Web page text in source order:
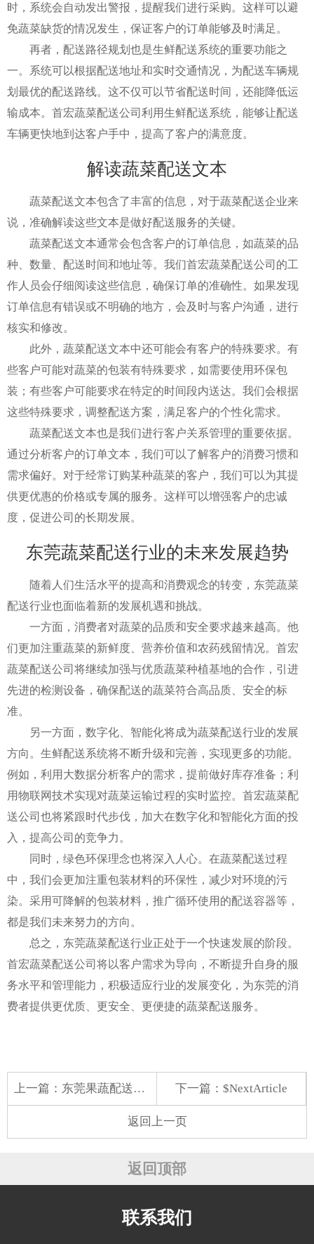
时，系统会自动发出警报，提醒我们进行采购。这样可以避
免蔬菜缺货的情况发生，保证客户的订单能够及时满足。
再者，配送路径规划也是生鲜配送系统的重要功能之
一。系统可以根据配送地址和实时交通情况，为配送车辆规
划最优的配送路线。这不仅可以节省配送时间，还能降低运
输成本。首宏蔬菜配送公司利用生鲜配送系统，能够让配送
车辆更快地到达客户手中，提高了客户的满意度。
解读蔬菜配送文本
蔬菜配送文本包含了丰富的信息，对于蔬菜配送企业来
说，准确解读这些文本是做好配送服务的关键。
蔬菜配送文本通常会包含客户的订单信息，如蔬菜的品
种、数量、配送时间和地址等。我们首宏蔬菜配送公司的工
作人员会仔细阅读这些信息，确保订单的准确性。如果发现
订单信息有错误或不明确的地方，会及时与客户沟通，进行
核实和修改。
此外，蔬菜配送文本中还可能会有客户的特殊要求。有
些客户可能对蔬菜的包装有特殊要求，如需要使用环保包
装；有些客户可能要求在特定的时间段内送达。我们会根据
这些特殊要求，调整配送方案，满足客户的个性化需求。
蔬菜配送文本也是我们进行客户关系管理的重要依据。
通过分析客户的订单文本，我们可以了解客户的消费习惯和
需求偏好。对于经常订购某种蔬菜的客户，我们可以为其提
供更优惠的价格或专属的服务。这样可以增强客户的忠诚
度，促进公司的长期发展。
东莞蔬菜配送行业的未来发展趋势
随着人们生活水平的提高和消费观念的转变，东莞蔬菜
配送行业也面临着新的发展机遇和挑战。
一方面，消费者对蔬菜的品质和安全要求越来越高。他
们更加注重蔬菜的新鲜度、营养价值和农药残留情况。首宏
蔬菜配送公司将继续加强与优质蔬菜种植基地的合作，引进
先进的检测设备，确保配送的蔬菜符合高品质、安全的标
准。
另一方面，数字化、智能化将成为蔬菜配送行业的发展
方向。生鲜配送系统将不断升级和完善，实现更多的功能。
例如，利用大数据分析客户的需求，提前做好库存准备；利
用物联网技术实现对蔬菜运输过程的实时监控。首宏蔬菜配
送公司也将紧跟时代步伐，加大在数字化和智能化方面的投
入，提高公司的竞争力。
同时，绿色环保理念也将深入人心。在蔬菜配送过程
中，我们会更加注重包装材料的环保性，减少对环境的污
染。采用可降解的包装材料，推广循环使用的配送容器等，
都是我们未来努力的方向。
总之，东莞蔬菜配送行业正处于一个快速发展的阶段。
首宏蔬菜配送公司将以客户需求为导向，不断提升自身的服
务水平和管理能力，积极适应行业的发展变化，为东莞的消
费者提供更优质、更安全、更便捷的蔬菜配送服务。
上一篇： 东莞果蔬配送行业的现状、问题与发展策略 下一篇：$NextArticle
返回上一页
返回顶部
联系我们